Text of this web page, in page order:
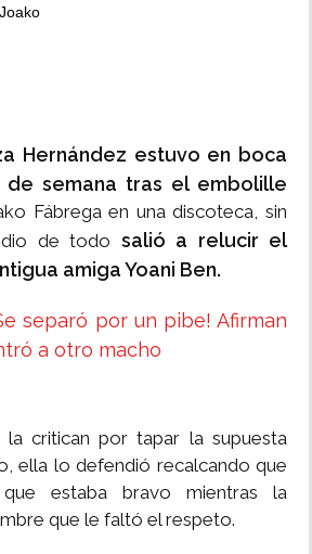
Joako
Hernández estuvo en boca
semana tras el embolille
Fábrega en una discoteca, sin
de todo salió a relucir el
amiga Yoani Ben.
separó por un pibe! Afirman
a otro macho
la critican por tapar la supuesta
ella lo defendió recalcando que
estaba bravo mientras la
que le faltó el respeto.